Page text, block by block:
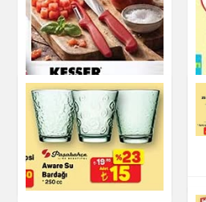
KESSER Bıçak ve
Soyacak Seti
Mutfak Ürünleri